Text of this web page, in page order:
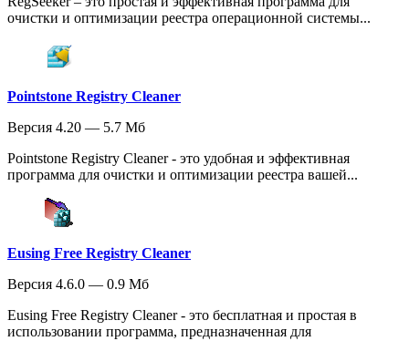
очистки и оптимизации реестра операционной системы...
Pointstone Registry Cleaner
Версия 4.20 — 5.7 Мб
Pointstone Registry Cleaner - это удобная и эффективная
программа для очистки и оптимизации реестра вашей...
Eusing Free Registry Cleaner
Версия 4.6.0 — 0.9 Мб
Eusing Free Registry Cleaner - это бесплатная и простая в
использовании программа, предназначенная для